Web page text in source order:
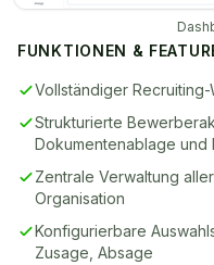
FUNKTIONEN &
Vollständiger
Strukturierte
Dokumentenablage und
Zentrale Verwaltung
Organisation
Konfigurierbare
Zusage, Absage